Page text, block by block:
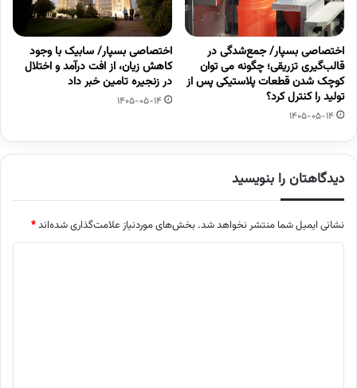
اختصاصی بسپار/ جمع‌شدگی در
قالب‌گیری تزریقی؛ چگونه می توان
کوچک شدن قطعات پلاستیکی پس از
تولید را کنترل کرد؟
1405-05-14
اختصاصی بسپار/ سابیک با وجود
کاهش زیان، از افت درآمد و اختلال
در زنجیره تامین خبر داد
1405-05-14
دیدگاهتان را بنویسید
نشانی ایمیل شما منتشر نخواهد شد. بخش‌های موردنیاز علامت‌گذاری شده‌اند*